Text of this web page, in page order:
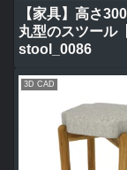
【家具】高さ
丸型のスツール
stool_0086
3D CAD